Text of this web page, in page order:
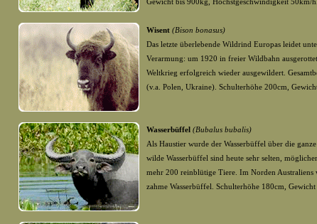
Wisent (Bison bonasus)
Das letzte überlebende Wildrind Europas leidet
Verarmung: um 1920 in freier Wildbahn
Weltkrieg erfolgreich wieder ausgewildert.
(v.a. Polen, Ukraine). Schulterhöhe 200cm,
Wasserbüffel (Bubalus bubalis)
Als Haustier wurde der Wasserbüffel über die
wilde Wasserbüffel sind heute sehr selten,
mehr 200 reinblütige Tiere. Im Norden Australiens
zahme Wasserbüffel. Schulterhöhe 180cm, Gewicht